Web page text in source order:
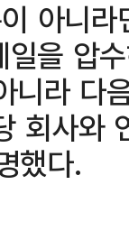
아니
을 압
니라 다
회사와
했다.